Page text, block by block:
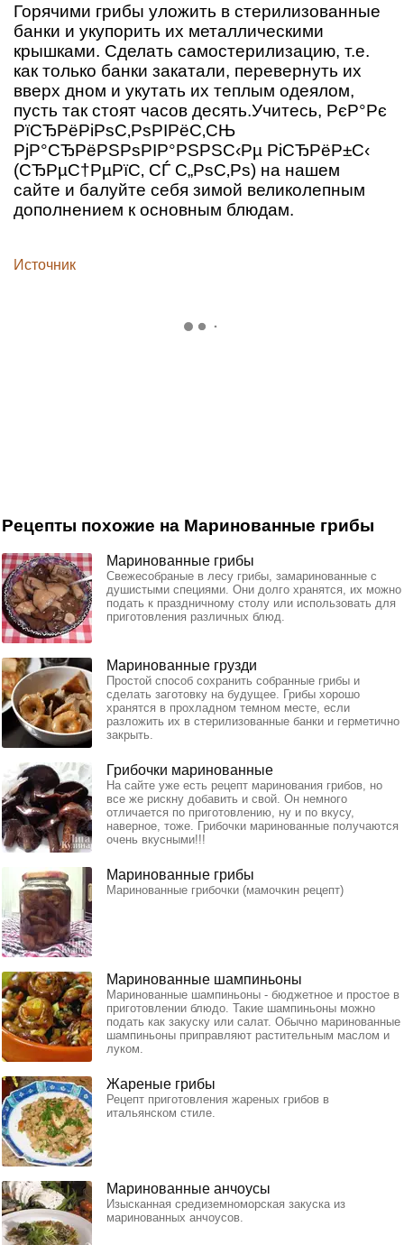
Горячими грибы уложить в стерилизованные
банки и укупорить их металлическими
крышками. Сделать самостерилизацию, т.е.
как только банки закатали, перевернуть их
вверх дном и укутать их теплым одеялом,
пусть так стоят часов десять.Учитесь, РєР°Рє
РїСЂРёРіРѕС‚РѕРІРёС‚СЊ
РјР°СЂРёРЅРѕРІР°РЅРЅС‹Рµ РіСЂРёР±С‹
(СЂРµС†РµРїС‚ СЃ С„РѕС‚Рѕ) на нашем
сайте и балуйте себя зимой великолепным
дополнением к основным блюдам.
Источник
Рецепты похожие на Маринованные грибы
Маринованные грибы
Свежесобраные в лесу грибы, замаринованные с
душистыми специями. Они долго хранятся, их можно
подать к праздничному столу или использовать для
приготовления различных блюд.
Маринованные грузди
Простой способ сохранить собранные грибы и
сделать заготовку на будущее. Грибы хорошо
хранятся в прохладном темном месте, если
разложить их в стерилизованные банки и герметично
закрыть.
Грибочки маринованные
На сайте уже есть рецепт маринования грибов, но
все же рискну добавить и свой. Он немного
отличается по приготовлению, ну и по вкусу,
наверное, тоже. Грибочки маринованные получаются
очень вкусными!!!
Маринованные грибы
Маринованные грибочки (мамочкин рецепт)
Маринованные шампиньоны
Маринованные шампиньоны - бюджетное и простое в
приготовлении блюдо. Такие шампиньоны можно
подать как закуску или салат. Обычно маринованные
шампиньоны приправляют растительным маслом и
луком.
Жареные грибы
Рецепт приготовления жареных грибов в
итальянском стиле.
Маринованные анчоусы
Изысканная средиземноморская закуска из
маринованных анчоусов.